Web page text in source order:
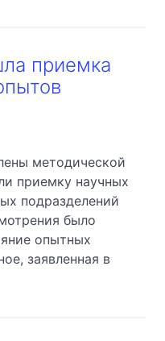
приемка
методической
приемку научных
подразделений
было
опытных
заявленная в